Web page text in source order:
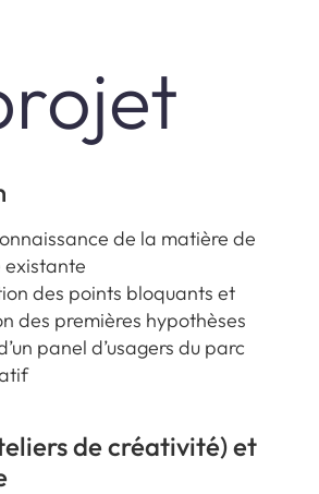
de la matière de
existante
des points bloquants et
des premières hypothèses
panel d’usagers du parc
de créativité) et